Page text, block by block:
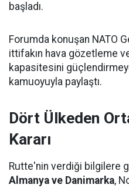
başladı.
Forumda konuşan NATO
ittifakın hava gözetleme
kapasitesini
kamuoyuyla paylaştı.
Dört Ülkeden
Kararı
Rutte'nin verdiği bilgilere
Almanya ve Danimarka,